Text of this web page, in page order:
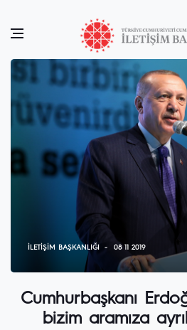
İLETIŞIM BAŞKANLIĞI 08 11 2019
Cumhurbaşkanı
bizim aramıza